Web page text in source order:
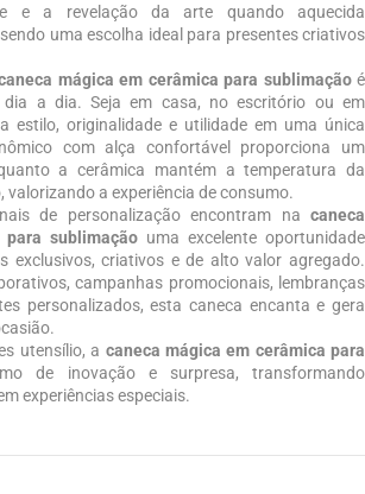
e a revelação da arte quando aquecida
uma escolha ideal para presentes criativos
mágica em cerâmica para sublimaçãoé
a dia. Seja em casa, no escritório ou em
estilo, originalidade e utilidade em uma única
com alça confortável proporciona um
a cerâmica mantém a temperatura da
valorizando a experiência de consumo.
de personalização encontram na caneca
sublimação uma excelente oportunidade
exclusivos, criativos e de alto valor agregado.
campanhas promocionais, lembranças
personalizados, esta caneca encanta e gera
utensílio, a caneca mágica em cerâmica para
de inovação e surpresa, transformando
experiências especiais.